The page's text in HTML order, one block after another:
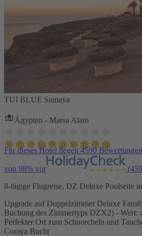
TUI BLUE Samaya
Ägypten - Marsa Alam
Für dieses Hotel liegen 4590
von 98% vor
8-tägige Flugreise, DZ Deluxe Poolseite
Upgrade auf Doppelzimmer Deluxe
Buchung des Zimmertyps DZX2) - Wert:
Perfekter Ort zum Schnorcheln und
Coraya Bucht